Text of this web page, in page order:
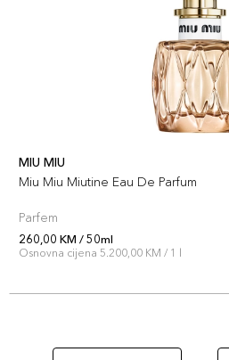
MIU MIU
Miu Miu Miutine Eau De Parfum
Parfem
260,00 KM / 50ml
Osnovna cijena 5.200,00 KM / 1 l